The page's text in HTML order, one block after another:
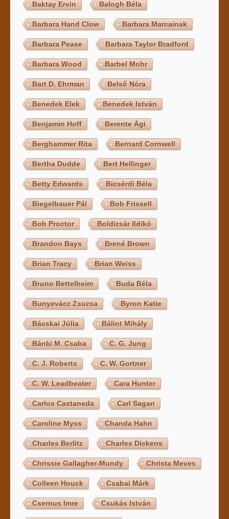
Baktay Ervin Balogh Béla
Barbara Hand Clow Barbara Marcainak
Barbara Pease Barbara Taylor Bradford
Barbara Wood Barbel Mohr
Bart D. Ehrman Belső Nóra
Benedek Elek Benedek István
Benjamin Hoff Berente Ági
Berghammer Rita Bernard Cornwell
Bertha Dudde Bert Hellinger
Betty Edwards Bicsérdi Béla
Biegelbauer Pál Bob Frissell
Bob Proctor Boldizsár Ildikó
Brandon Bays Brené Brown
Brian Tracy Brian Weiss
Bruno Bettelheim Buda Béla
Bunyevácz Zsuzsa Byron Katie
Bácskai Júlia Bálint Mihály
Bánki M. Csaba C. G. Jung
C. J. Roberts C. W. Gortner
C. W. Leadbeater Cara Hunter
Carlos Castaneda Carl Sagan
Caroline Myss Chanda Hahn
Charles Berlitz Charles Dickens
Chrissie Gallagher-Mundy Christa Meves
Colleen Houck Csabai Márk
Csernus Imre Csukás István